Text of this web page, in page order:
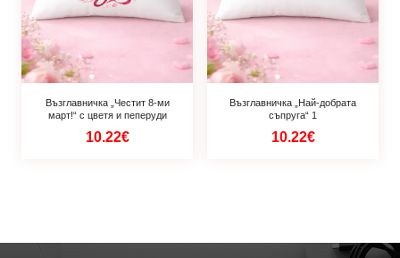
Възглавничка „Честит 8-ми
март!“ с цветя и пеперуди
10.22€
Възглавничка „Най-добрата
съпруга“ 1
10.22€